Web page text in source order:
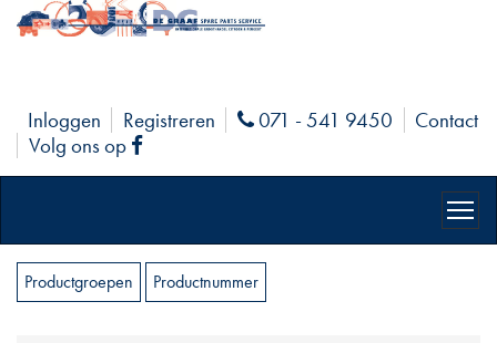
Inloggen Registreren Phone
071 - 541 9450
Contact
Volg ons op
Facebook
Productgroepen Productnummer